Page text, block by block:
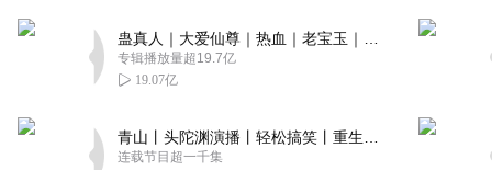
专辑播放量超19.7亿
19.07亿
连载节目超一千集